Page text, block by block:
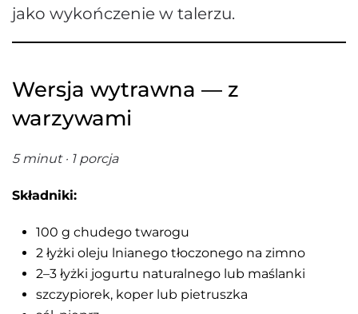
jako wykończenie w talerzu.
Wersja wytrawna — z
warzywami
5 minut · 1 porcja
Składniki:
100 g chudego twarogu
2 łyżki oleju lnianego tłoczonego na zimno
2–3 łyżki jogurtu naturalnego lub maślanki
szczypiorek, koper lub pietruszka